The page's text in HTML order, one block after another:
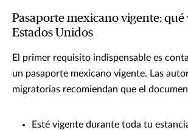
Pasaporte mexicano vigente: qué
Estados Unidos
El primer requisito indispensable es
un pasaporte mexicano vigente. Las
migratorias recomiendan que el
Esté vigente durante toda tu